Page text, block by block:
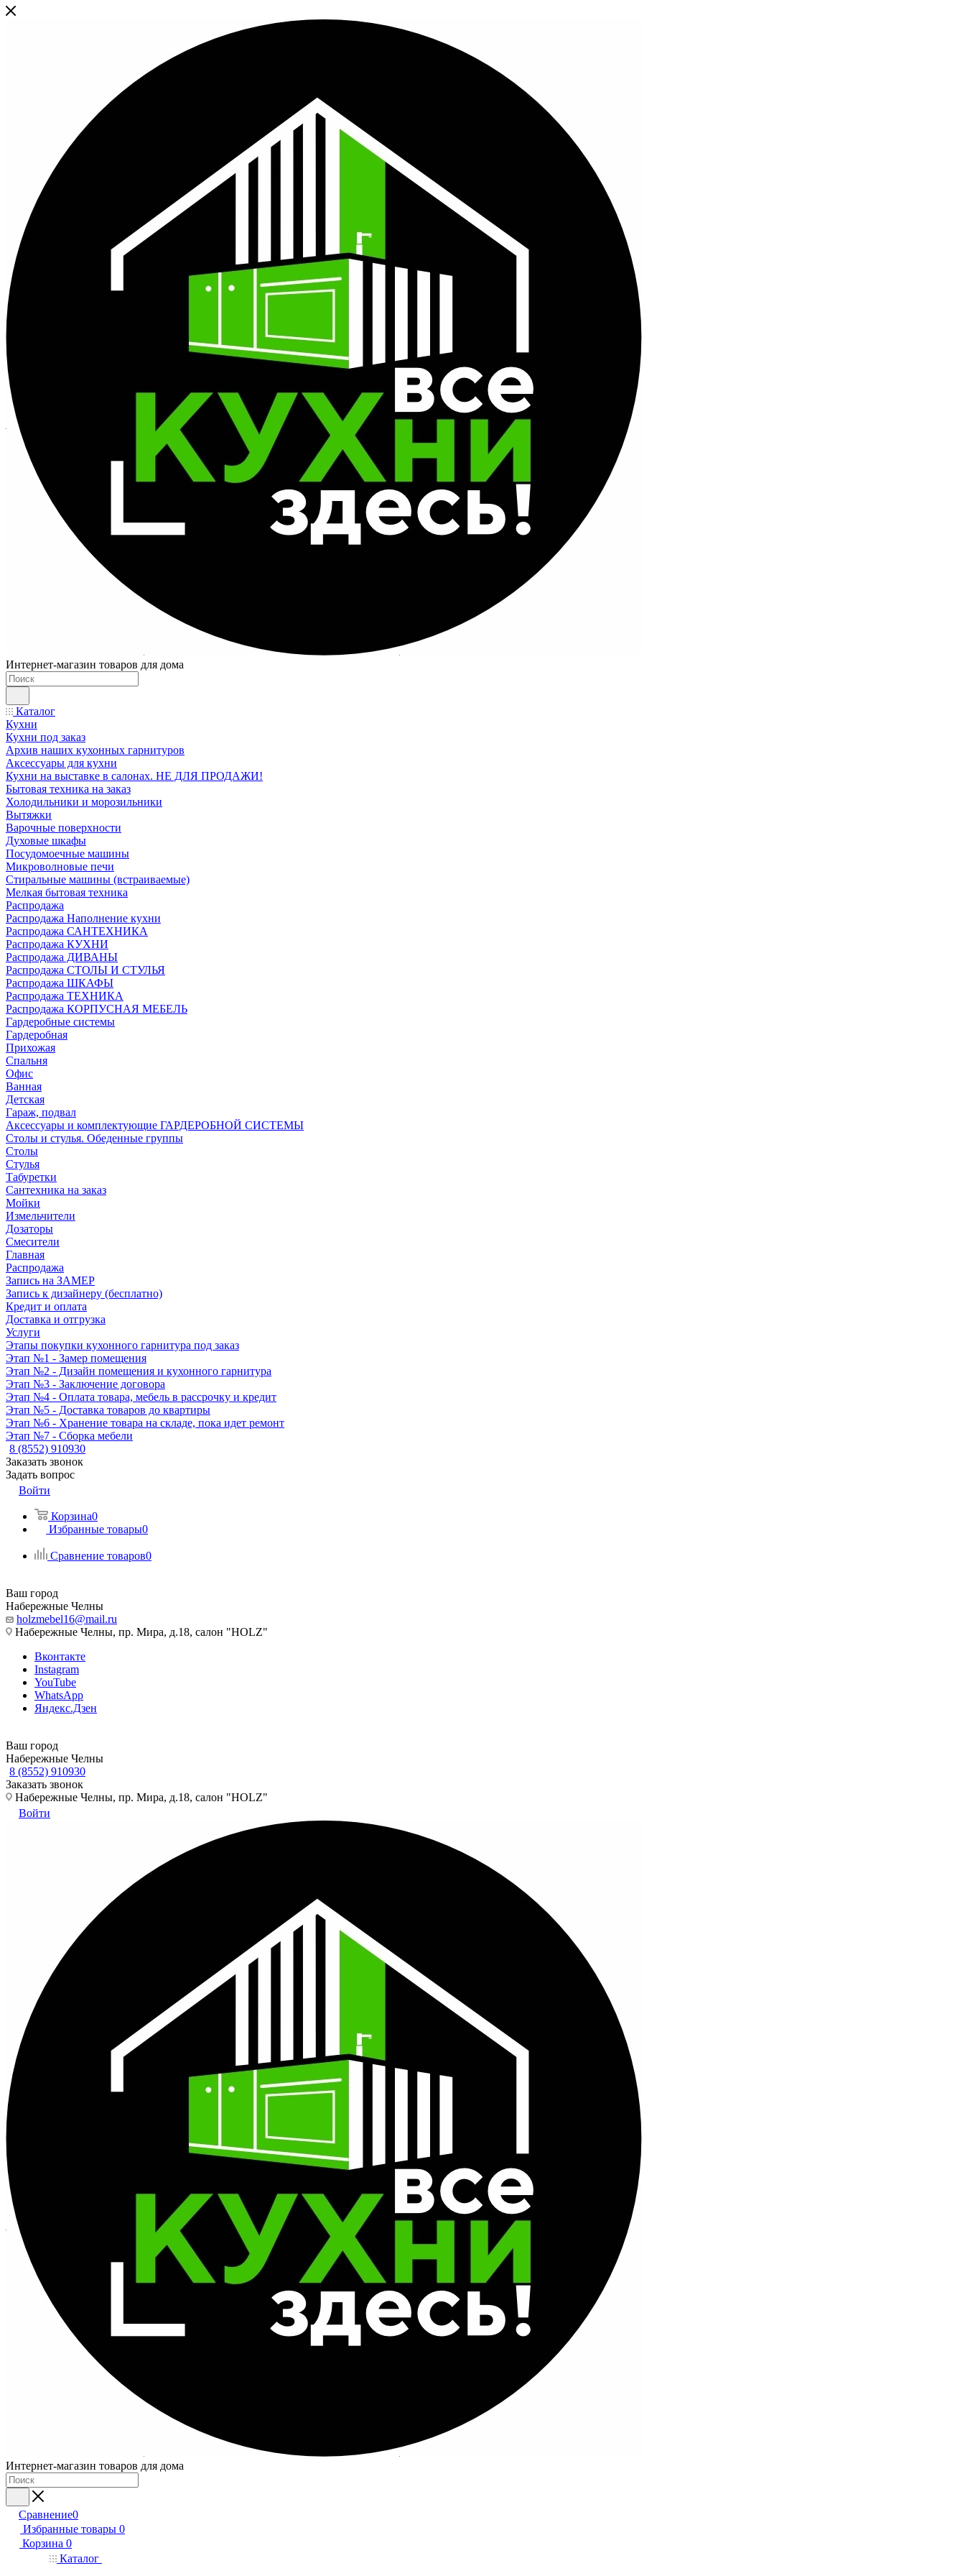
Интернет-магазин товаров для дома
Каталог
Кухни
Кухни под заказ
Архив наших кухонных гарнитуров
Аксессуары для кухни
Кухни на выставке в салонах. НЕ ДЛЯ ПРОДАЖИ!
Бытовая техника на заказ
Холодильники и морозильники
Вытяжки
Варочные поверхности
Духовые шкафы
Посудомоечные машины
Микроволновые печи
Стиральные машины (встраиваемые)
Мелкая бытовая техника
Распродажа
Распродажа Наполнение кухни
Распродажа САНТЕХНИКА
Распродажа КУХНИ
Распродажа ДИВАНЫ
Распродажа СТОЛЫ И СТУЛЬЯ
Распродажа ШКАФЫ
Распродажа ТЕХНИКА
Распродажа КОРПУСНАЯ МЕБЕЛЬ
Гардеробные системы
Гардеробная
Прихожая
Спальня
Офис
Ванная
Детская
Гараж, подвал
Аксессуары и комплектующие ГАРДЕРОБНОЙ СИСТЕМЫ
Столы и стулья. Обеденные группы
Столы
Стулья
Табуретки
Сантехника на заказ
Мойки
Измельчители
Дозаторы
Смесители
Главная
Распродажа
Запись на ЗАМЕР
Запись к дизайнеру (бесплатно)
Кредит и оплата
Доставка и отгрузка
Услуги
Этапы покупки кухонного гарнитура под заказ
Этап №1 - Замер помещения
Этап №2 - Дизайн помещения и кухонного гарнитура
Этап №3 - Заключение договора
Этап №4 - Оплата товара, мебель в рассрочку и кредит
Этап №5 - Доставка товаров до квартиры
Этап №6 - Хранение товара на складе, пока идет ремонт
Этап №7 - Сборка мебели
8 (8552) 910930
Заказать звонок
Задать вопрос
Войти
Корзина0
Избранные товары0
Сравнение товаров0
Ваш город
Набережные Челны
holzmebel16@mail.ru
Набережные Челны, пр. Мира, д.18, салон "HOLZ"
Вконтакте
Instagram
YouTube
WhatsApp
Яндекс.Дзен
Ваш город
Набережные Челны
8 (8552) 910930
Заказать звонок
Набережные Челны, пр. Мира, д.18, салон "HOLZ"
Войти
Интернет-магазин товаров для дома
Сравнение0
Избранные товары 0
Корзина 0
Каталог